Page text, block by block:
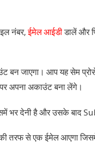
नंबर,ईमेल आईडीडालें और
बन जाएगा। आप यह सेम
अपना अकाउंट बना लेंगे।
भर देनी है और उसके बाद
से एक ईमेल आएगा जिसमें